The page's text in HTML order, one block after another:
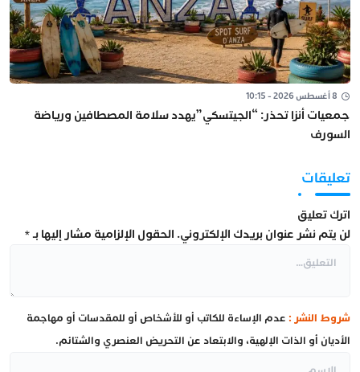
8 أغسطس 2026 - 10:15
جمعيات أنزا تحذر: “الجيتسكي”يهدد سلامة المصطافين ورياضة
السورف
تعليقات
اترك تعليق
لن يتم نشر عنوان بريدك الإلكتروني. الحقول الإلزامية مشار إليها بـ*
شروط النشر : عدم الإساءة للكاتب أو للأشخاص أو للمقدسات أو مهاجمة
الأديان أو الذات الإلهية، والابتعاد عن التحريض العنصري والشتائم.